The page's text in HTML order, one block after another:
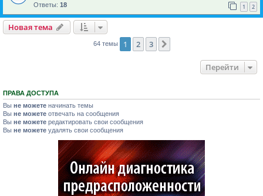
Ответы: 18 1 2
Новая тема
64 темы 1 2 3
Перейти
ПРАВА ДОСТУПА
Вы не можете начинать темы
Вы не можете отвечать на сообщения
Вы не можете редактировать свои сообщения
Вы не можете удалять свои сообщения